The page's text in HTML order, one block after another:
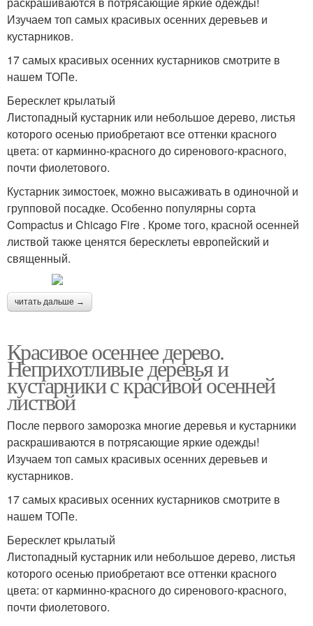
Изучаем топ самых красивых осенних деревьев и
кустарников.
17 самых красивых осенних кустарников смотрите в
нашем ТОПе.
Бересклет крылатый
Листопадный кустарник или небольшое дерево, листья
которого осенью приобретают все оттенки красного
цвета: от карминно-красного до сиренового-красного,
почти фиолетового.
Кустарник зимостоек, можно высаживать в одиночной и
групповой посадке. Особенно популярны сорта
Compactus и Chicago Fire . Кроме того, красной осенней
листвой также ценятся бересклеты европейский и
священный.
читать дальше →
Красивое осеннее дерево.
Неприхотливые деревья и
кустарники с красивой осенней
листвой
После первого заморозка многие деревья и кустарники
раскрашиваются в потрясающие яркие одежды!
Изучаем топ самых красивых осенних деревьев и
кустарников.
17 самых красивых осенних кустарников смотрите в
нашем ТОПе.
Бересклет крылатый
Листопадный кустарник или небольшое дерево, листья
которого осенью приобретают все оттенки красного
цвета: от карминно-красного до сиренового-красного,
почти фиолетового.